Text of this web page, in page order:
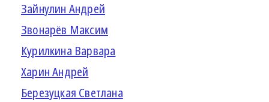
Зайнулин Андрей
Звонарёв Максим
Курилкина Варвара
Харин Андрей
Березуцкая Светлана